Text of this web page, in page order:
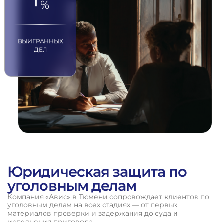
%
ВЫИГРАННЫХ
ДЕЛ
Юридическая защита по
уголовным делам
Компания «Авис» в Тюмени сопровождает клиентов по
уголовным делам на всех стадиях — от первых
материалов проверки и задержания до суда и